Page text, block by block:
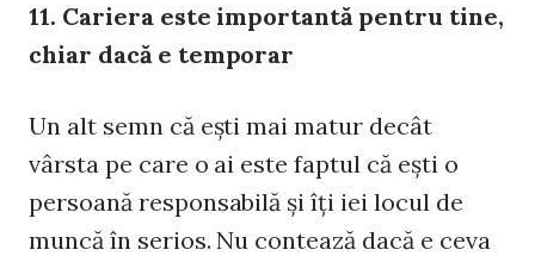
11. Cariera este importantă pentru tine,
chiar dacă e temporar
Un alt semn că eşti mai matur decât
vârsta pe care o ai este faptul că eşti o
persoană responsabilă şi îţi iei locul de
muncă în serios. Nu contează dacă e ceva